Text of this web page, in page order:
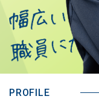
PROFILE